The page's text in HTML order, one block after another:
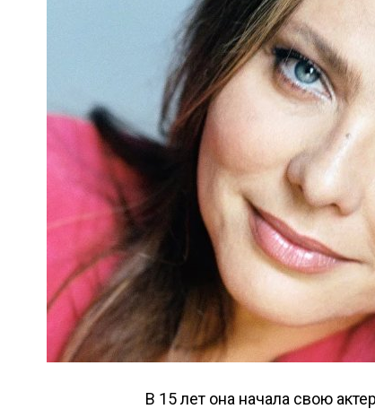
В 15 лет она начала свою